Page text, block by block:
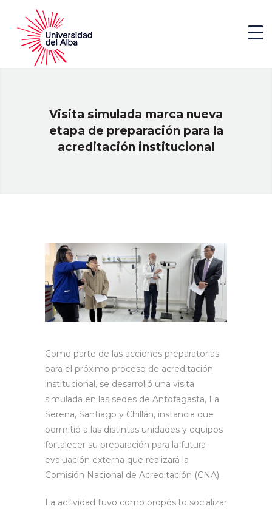
Visita simulada marca nueva
etapa de preparación para la
acreditación institucional
Como parte de las acciones preparatorias
para el próximo proceso de acreditación
institucional, se desarrolló una visita
simulada en las sedes de Antofagasta, La
Serena, Santiago y Chillán, instancia que
permitió a las distintas unidades y equipos
fortalecer su preparación para la futura
evaluación externa que realizará la
Comisión Nacional de Acreditación (CNA).
La actividad tuvo como propósito socializar